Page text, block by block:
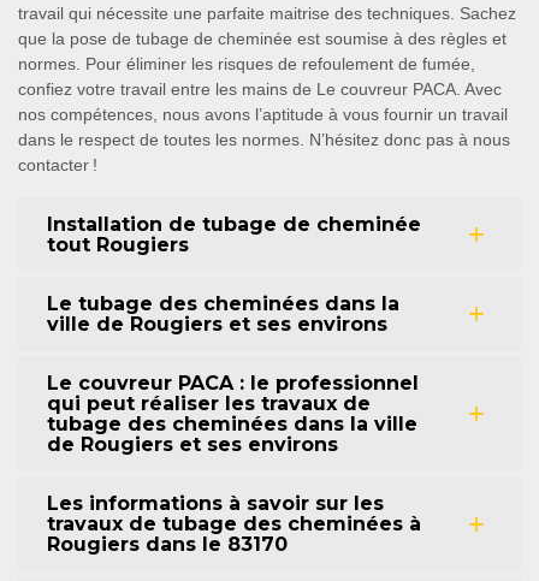
travail qui nécessite une parfaite maitrise des techniques. Sachez
que la pose de tubage de cheminée est soumise à des règles et
normes. Pour éliminer les risques de refoulement de fumée,
confiez votre travail entre les mains de Le couvreur PACA. Avec
nos compétences, nous avons l’aptitude à vous fournir un travail
dans le respect de toutes les normes. N’hésitez donc pas à nous
contacter !
Installation de tubage de cheminée
tout Rougiers
Le tubage des cheminées dans la
ville de Rougiers et ses environs
Le couvreur PACA : le professionnel
qui peut réaliser les travaux de
tubage des cheminées dans la ville
de Rougiers et ses environs
Les informations à savoir sur les
travaux de tubage des cheminées à
Rougiers dans le 83170